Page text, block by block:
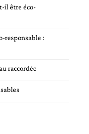
il être éco-
responsable :
raccordée